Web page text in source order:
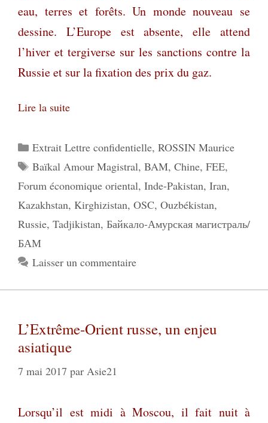
eau, terres et forêts. Un monde nouveau se
dessine. L’Europe est absente, elle attend
l’hiver et tergiverse sur les sanctions contre la
Russie et sur la fixation des prix du gaz.
Lire la suite
Catégories
Extrait Lettre confidentielle, ROSSIN Maurice
Étiquettes
Baïkal Amour Magistral, BAM, Chine, FEE,
Forum économique oriental, Inde-Pakistan, Iran,
Kazakhstan, Kirghizistan, OSC, Ouzbékistan,
Russie, Tadjikistan, Байкало-Амурская магистраль/
БАМ
Laisser un commentaire
L’Extrême-Orient russe, un enjeu
asiatique
7 mai 2017 par Asie21
Lorsqu’il est midi à Moscou, il fait nuit à